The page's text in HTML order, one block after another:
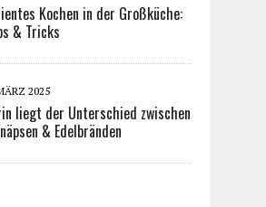
Kochen in der Großküche:
& Tricks
2025
liegt der Unterschied zwischen
& Edelbränden